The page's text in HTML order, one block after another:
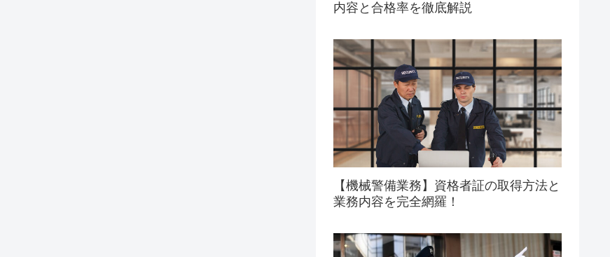
内容と合格率を徹底解説
【機械警備業務】資格者証の取得方法と
業務内容を完全網羅！